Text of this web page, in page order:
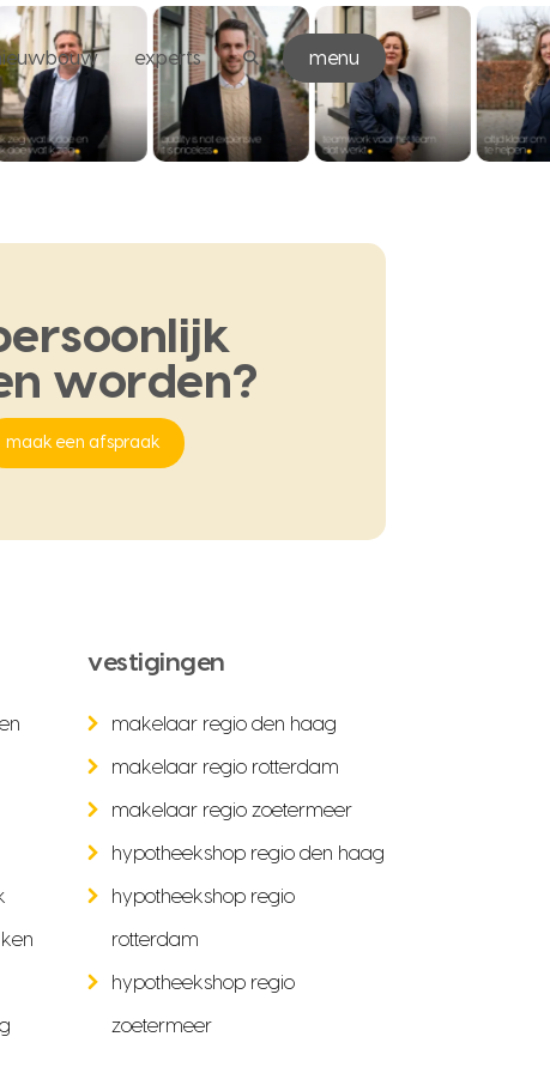
experts menu
worden?
maak een afspraak
vestigingen
makelaar regio den haag
makelaar regio rotterdam
makelaar regio zoetermeer
hypotheekshop regio den haag
hypotheekshop regio
rotterdam
hypotheekshop regio
zoetermeer